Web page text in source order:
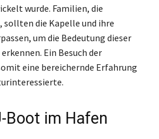
wurde. Familien, die
sollten die Kapelle und ihre
um die Bedeutung dieser
Ein Besuch der
eine bereichernde Erfahrung
Boot im Hafen